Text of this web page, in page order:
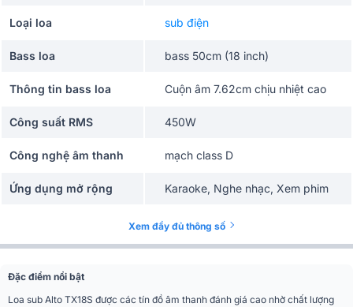
Loại loa sub điện
Bass loa bass 50cm (18 inch)
Thông tin bass loa Cuộn âm 7.62cm chịu nhiệt cao
Công suất RMS 450W
Công nghệ âm thanh mạch class D
Ứng dụng mở rộng Karaoke, Nghe nhạc, Xem phim
XLR, TRS
Xem đầy đủ thông số
Đặc điểm nổi bật
Loa sub Alto TX18S được các tín đồ âm thanh đánh giá cao nhờ chất lượng